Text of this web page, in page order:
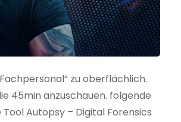
zu oberflächlich.
45min anzuschauen. folgende
Autopsy – Digital Forensics